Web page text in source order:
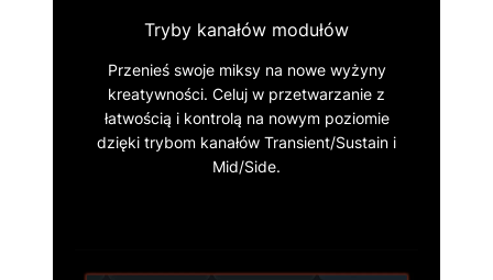
Tryby kanałów modułów
Przenieś swoje miksy na nowe wyżyny
kreatywności. Celuj w przetwarzanie z
łatwością i kontrolą na nowym poziomie
dzięki trybom kanałów Transient/Sustain i
Mid/Side.